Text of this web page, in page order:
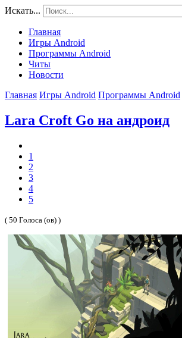
Искать...
Главная
Игры Android
Программы Android
Читы
Новости
Главная Игры Android Программы Android
Lara Croft Go на андроид
1
2
3
4
5
( 50 Голоса (ов) )